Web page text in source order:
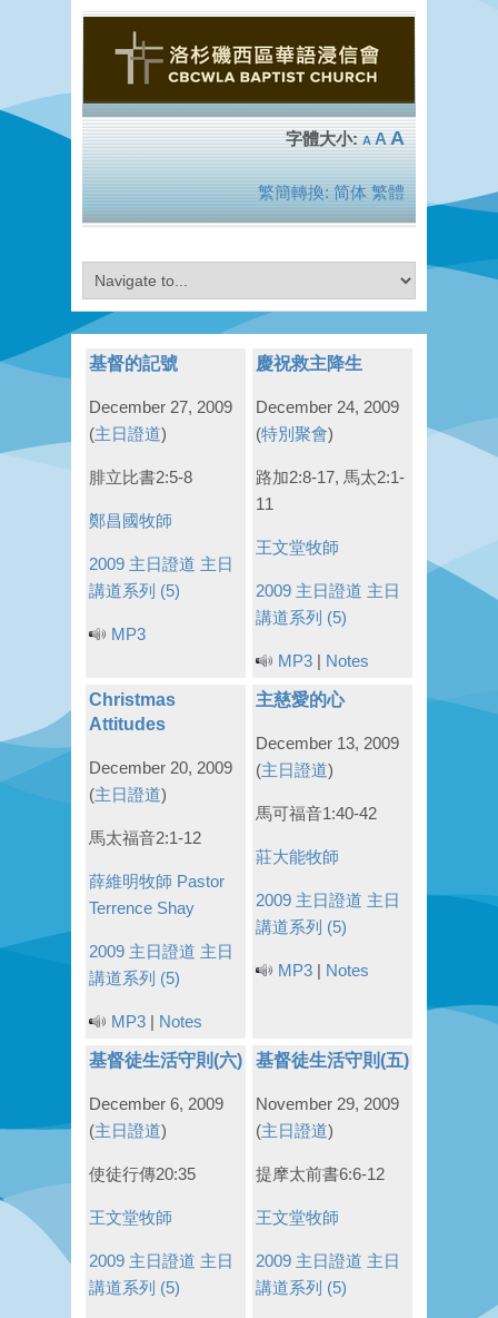
A A A
繁簡轉換: 简体 繁體
基督的記號
December 27, 2009
(主日證道)
腓立比書2:5-8
鄭昌國牧師
2009 主日證道 主日
講道系列 (5)
MP3
慶祝救主降生
December 24, 2009
(特別聚會)
路加2:8-17, 馬太2:1-
11
王文堂牧師
2009 主日證道 主日
講道系列 (5)
MP3 | Notes
Christmas
Attitudes
December 20, 2009
(主日證道)
馬太福音2:1-12
薛維明牧師 Pastor
Terrence Shay
2009 主日證道 主日
講道系列 (5)
MP3 | Notes
主慈愛的心
December 13, 2009
(主日證道)
馬可福音1:40-42
莊大能牧師
2009 主日證道 主日
講道系列 (5)
MP3 | Notes
基督徒生活守則(六)
December 6, 2009
(主日證道)
使徒行傳20:35
王文堂牧師
2009 主日證道 主日
講道系列 (5)
基督徒生活守則(五)
November 29, 2009
(主日證道)
提摩太前書6:6-12
王文堂牧師
2009 主日證道 主日
講道系列 (5)